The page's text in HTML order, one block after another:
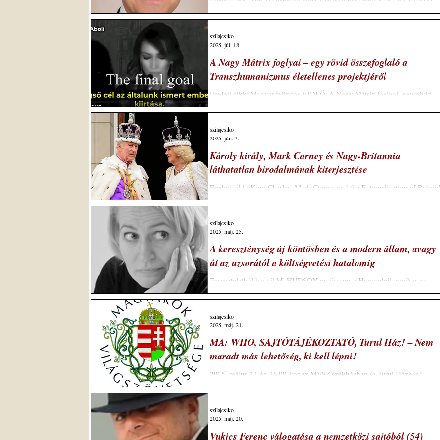
Hornberger , August 8, 2025 Schiller Mária küldeménye M...
A Nagy Mátrix foglyai – egy rövid összefoglaló a
Transzhumanizmus életellenes projektjéről
Eredeti cikk: Magyar feliratos VIDEÓ: A Nagy Mátrix foglyai, egy rövid
összefoglaló a Transzhumanizmus életellenes projektjéről , Szőke...
szilajcsiko
2025. júl. 18.
Károly király, Mark Carney és Nagy-Britannia
láthatatlan birodalmának kiterjesztése
Eredeti cikk: King Charles, Mark Carney and the Externalization of
Invisible Empire , Matthew Ehret , Jun 01, 2025 Schiller...
szilajcsiko
2025. jún. 3.
A kereszténység új köntösben és a modern állam, avagy
út az uzsorától a költségvetési hatalomig
Tapasztalatból beszél M. HUDSON professzor a Harvardról, amikor az
alábbi bő négy percben kifejti az USA valós SZADISTA érdekérvényesítő...
szilajcsiko
2025. máj. 25.
MA: WHO, SAJTÓTÁJÉKOZTATÓ, Turul Ház! – Nem
maradt más lehetőség, ki kell lépni!
2025. május 21-én 16.00-kor az MVSZ székházban (a Turul Házban)
Budapest V. kerület, Semmelweiss u. 1. Az Egészségügyi...
szilajcsiko
2025. máj. 21.
Vukics Ferenc válogatása a nemzetközi sajtóból (54)
szilajcsiko
2025. máj. 20.